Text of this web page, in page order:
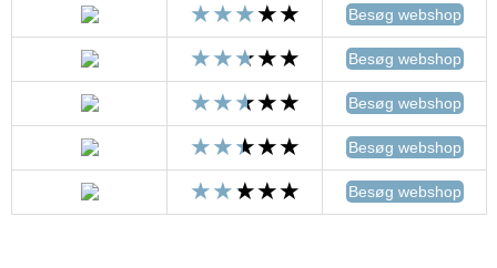
Besøg webshop
Besøg webshop
Besøg webshop
Besøg webshop
Besøg webshop